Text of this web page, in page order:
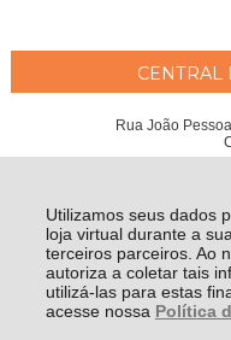
Utilizamos seus dados
loja virtual durante a
terceiros parceiros. Ao
autoriza a coletar tais
utilizá-las para estas
acesse nossa Política
CENTRAL
Rua João
Todos os direitos